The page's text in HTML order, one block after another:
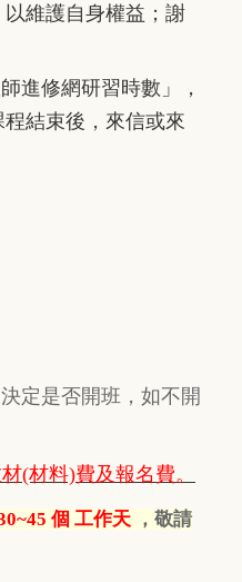
維護自身權益；謝
進修網研習時數」，
結束後，來信或來
定是否開班，如不開
(材料)費及報名費。
個 工作天 ，敬請